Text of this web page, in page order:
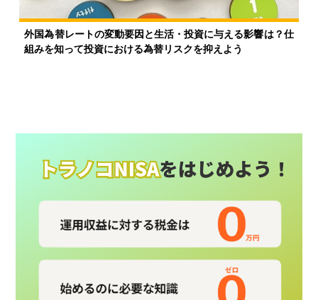
外国為替レートの変動要因と生活・投資に与える影響は？仕
組みを知って投資における為替リスクを抑えよう